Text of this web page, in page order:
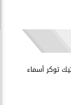
توكر أسماء